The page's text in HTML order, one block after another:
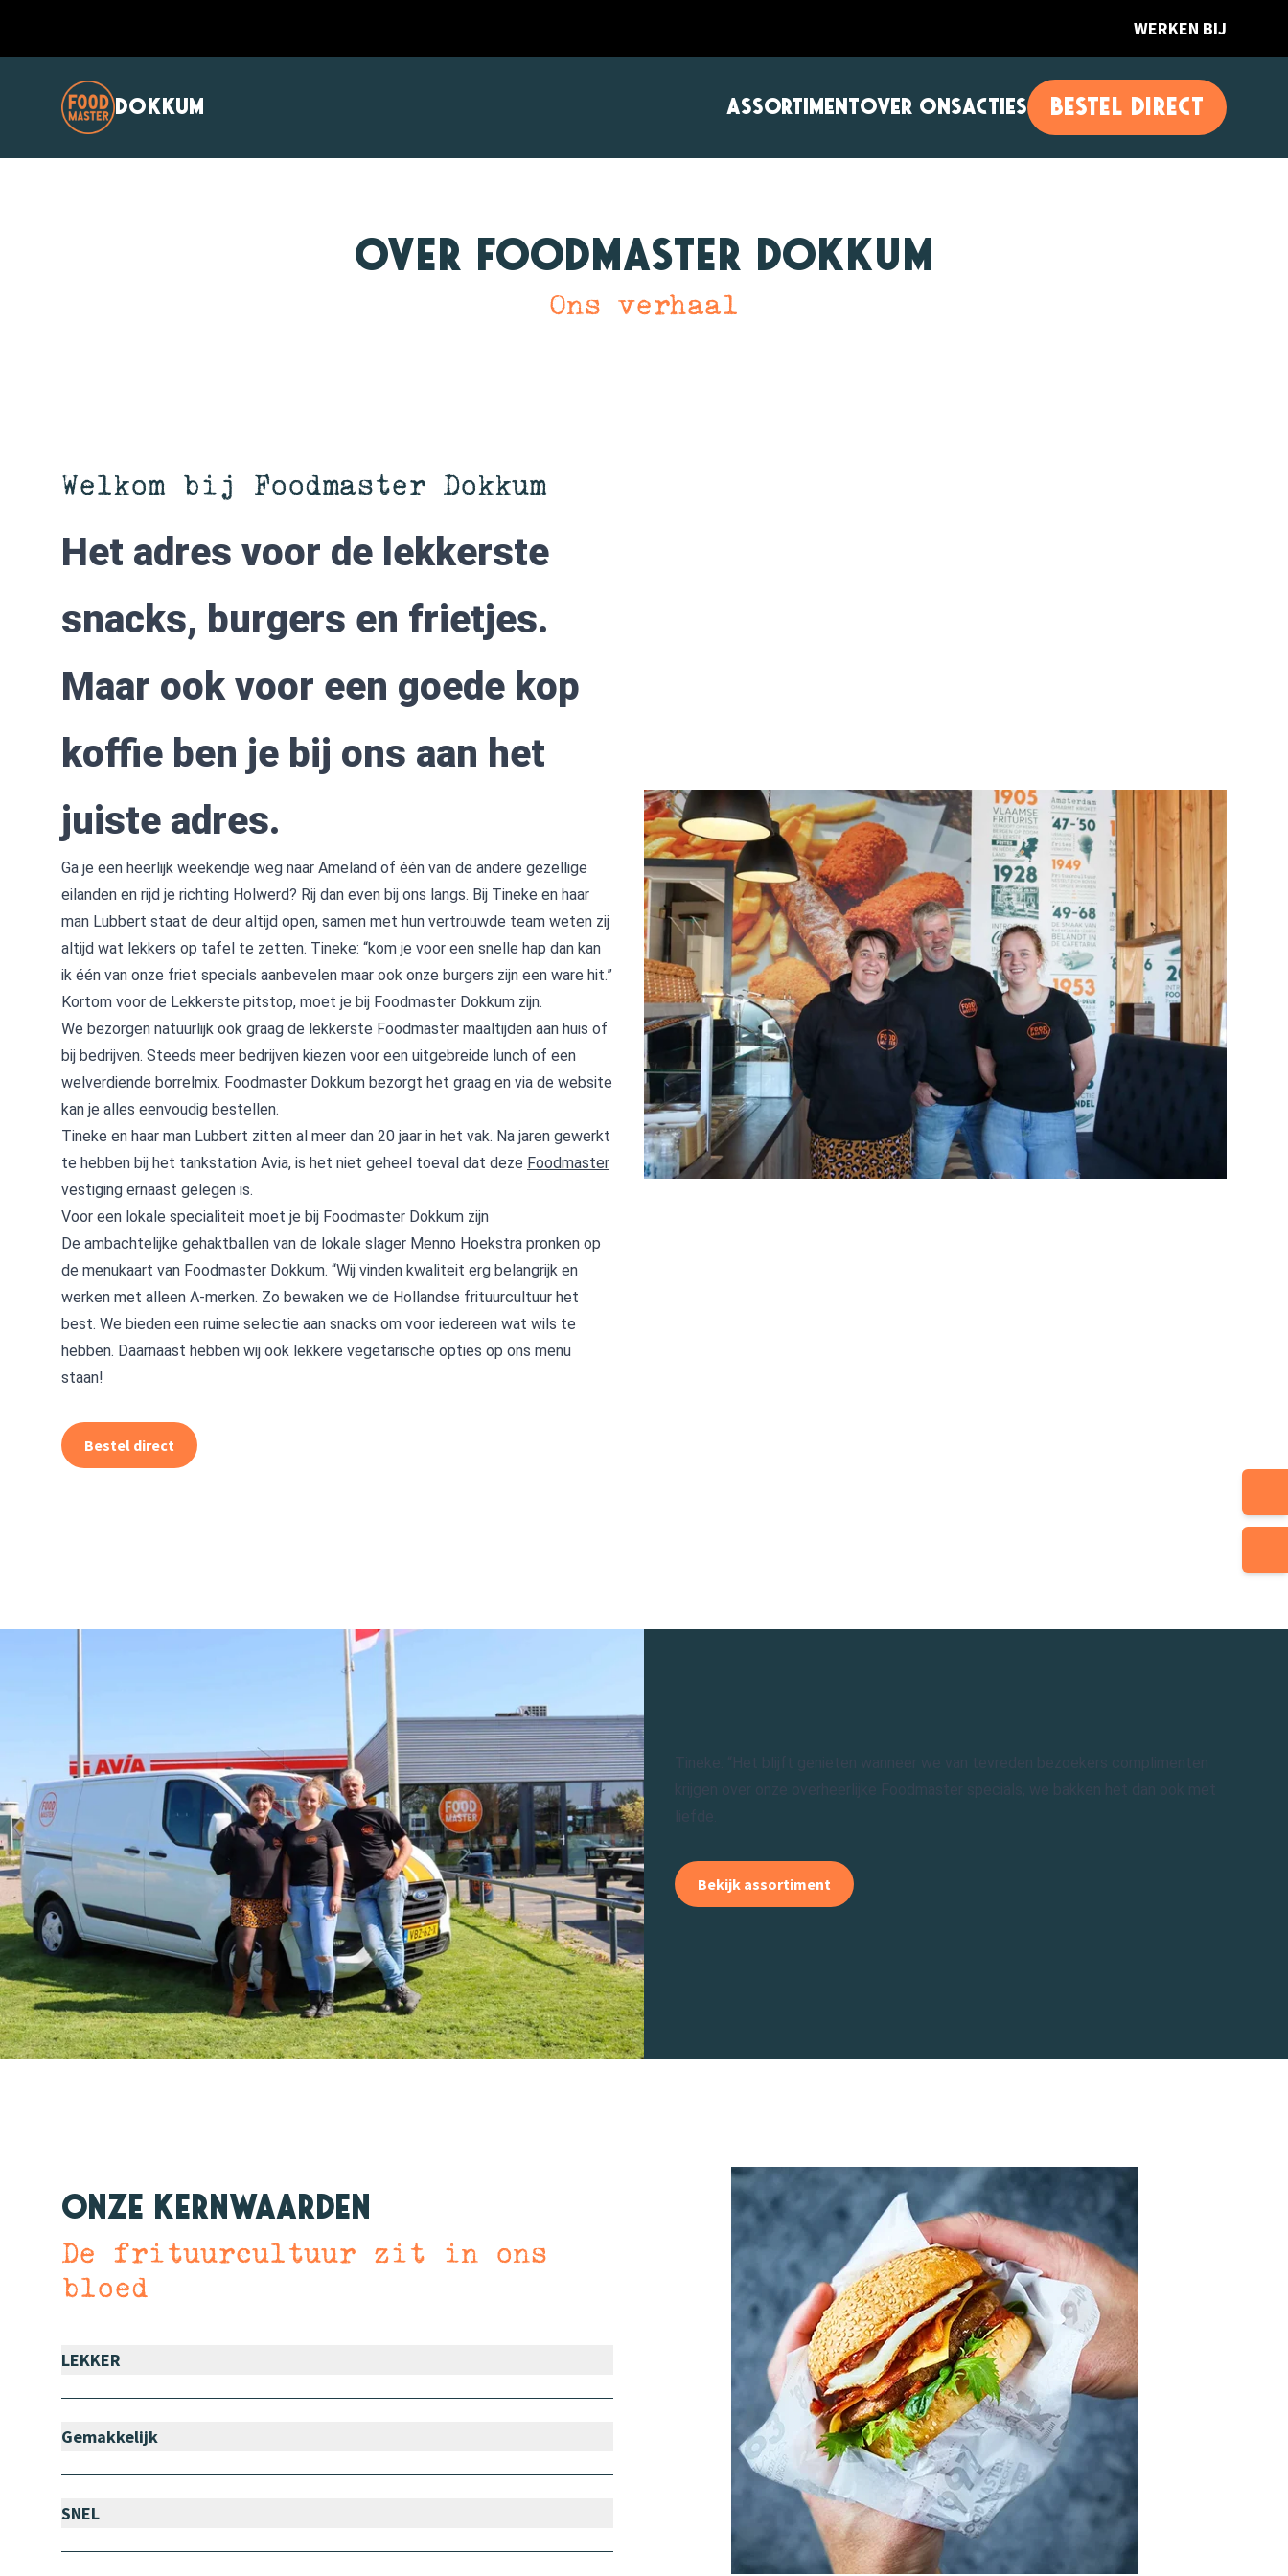
WERKEN BIJ
DOKKUM ASSORTIMENTOVER ONSACTIES BESTEL DIRECT
Over Foodmaster Dokkum
Ons verhaal
Welkom bij Foodmaster Dokkum
Het adres voor de lekkerste
snacks, burgers en frietjes.
Maar ook voor een goede kop
koffie ben je bij ons aan het
juiste adres.
Ga je een heerlijk weekendje weg naar Ameland of één van de andere gezellige
eilanden en rijd je richting Holwerd? Rij dan even bij ons langs. Bij Tineke en haar
man Lubbert staat de deur altijd open, samen met hun vertrouwde team weten zij
altijd wat lekkers op tafel te zetten. Tineke: “kom je voor een snelle hap dan kan
ik één van onze friet specials aanbevelen maar ook onze burgers zijn een ware hit.”
Kortom voor de Lekkerste pitstop, moet je bij Foodmaster Dokkum zijn.
We bezorgen natuurlijk ook graag de lekkerste Foodmaster maaltijden aan huis of
bij bedrijven. Steeds meer bedrijven kiezen voor een uitgebreide lunch of een
welverdiende borrelmix. Foodmaster Dokkum bezorgt het graag en via de website
kan je alles eenvoudig bestellen.
Tineke en haar man Lubbert zitten al meer dan 20 jaar in het vak. Na jaren gewerkt
te hebben bij het tankstation Avia, is het niet geheel toeval dat deze Foodmaster
vestiging ernaast gelegen is.
Voor een lokale specialiteit moet je bij Foodmaster Dokkum zijn
De ambachtelijke gehaktballen van de lokale slager Menno Hoekstra pronken op
de menukaart van Foodmaster Dokkum. “Wij vinden kwaliteit erg belangrijk en
werken met alleen A-merken. Zo bewaken we de Hollandse frituurcultuur het
best. We bieden een ruime selectie aan snacks om voor iedereen wat wils te
hebben. Daarnaast hebben wij ook lekkere vegetarische opties op ons menu
staan!
Bestel direct
Tineke: “Het blijft genieten wanneer we van tevreden bezoekers complimenten
krijgen over onze overheerlijke Foodmaster specials, we bakken het dan ook met
liefde.
Bekijk assortiment
Onze kernwaarden
De frituurcultuur zit in ons
bloed
LEKKER
Gemakkelijk
SNEL